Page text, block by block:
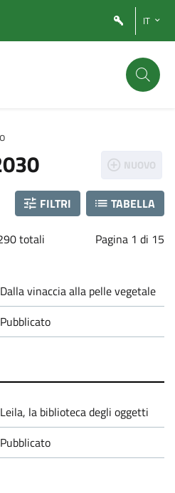
contenuto
footer
IT
NUOVO
FILTRI TABELLA
totali Pagina 1 di 15
Dalla vinaccia alla pelle vegetale
Pubblicato
Leila, la biblioteca degli oggetti
Pubblicato